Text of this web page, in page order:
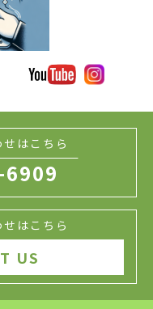
はこちら
はこちら
US